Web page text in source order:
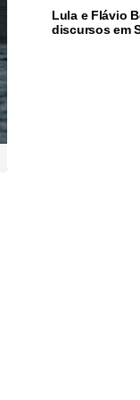
Lula e Flávio
discursos em